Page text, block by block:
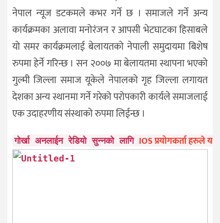
नेपाल न्यूज डटकमले कभर गर्ने छ । समाजले गर्ने अन्य
कार्यक्रमका अलावा मनोरंजन र आपसी भेटघाटका हिसाबले
यो समर कार्यक्रमलाई बेलायतको नेपाली समुदायमा बिशेष
रुपमा हेर्ने गरिन्छ । सन २००७ मा बेलायतमा स्थापना भएको
गुल्मी जिल्ला समाज यूकेले नेपालको गृह जिल्ला लगायत
देशका अन्य स्थानमा गर्ने गरेको परोपकारी कार्यले समाजलाई
एक उदाहरणीय संस्थाको रुपमा लिईन्छ ।
गोर्खा अनलाईन रेडियो सुन्नको लागि IOS प्रयोगकर्ता हरुले